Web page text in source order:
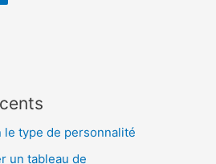
le type de personnalité
un tableau de